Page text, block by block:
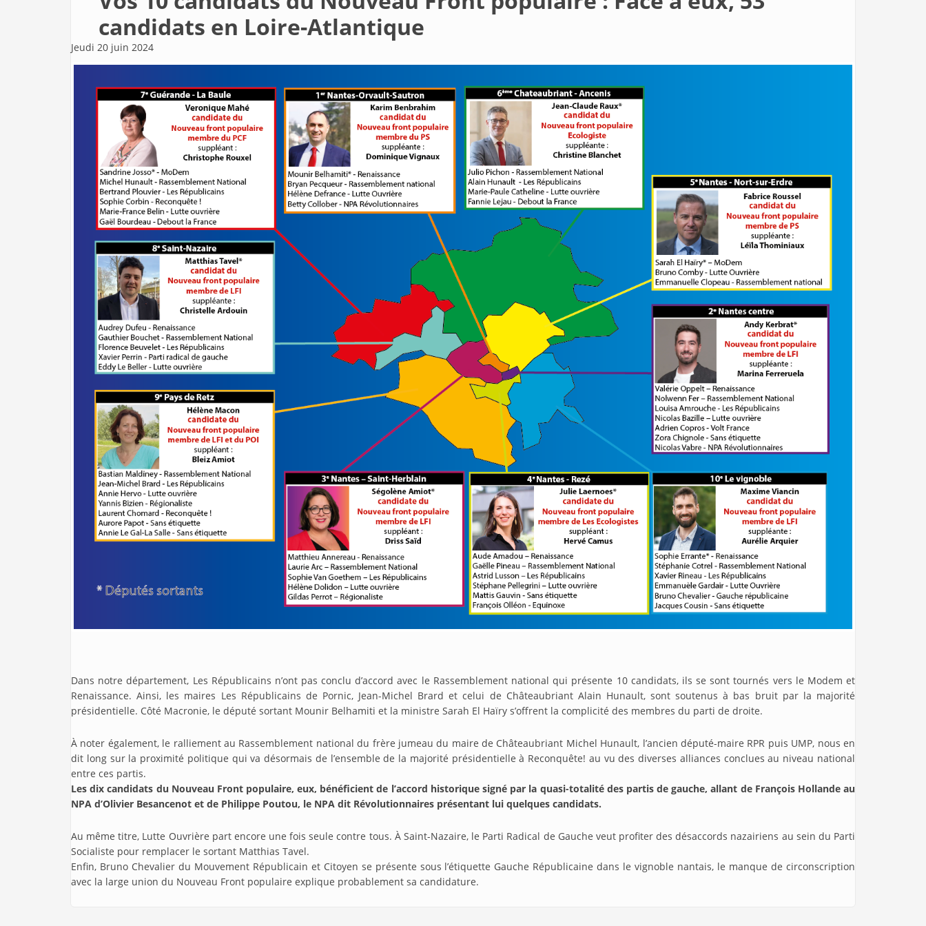
candidats en Loire-Atlantique
Jeudi 20 juin 2024
Dans notre département, Les Républicains n’ont pas conclu d’accord avec le Rassemblement national qui présente 10 candidats, ils se sont tournés vers le Modem et
Renaissance. Ainsi, les maires Les Républicains de Pornic, Jean-Michel Brard et celui de Châteaubriant Alain Hunault, sont soutenus à bas bruit par la majorité
présidentielle. Côté Macronie, le député sortant Mounir Belhamiti et la ministre Sarah El Haïry s’offrent la complicité des membres du parti de droite.
À noter également, le ralliement au Rassemblement national du frère jumeau du maire de Châteaubriant Michel Hunault, l’ancien député-maire RPR puis UMP, nous en
dit long sur la proximité politique qui va désormais de l’ensemble de la majorité présidentielle à Reconquête! au vu des diverses alliances conclues au niveau national
entre ces partis.
Les dix candidats du Nouveau Front populaire, eux, bénéficient de l’accord historique signé par la quasi-totalité des partis de gauche, allant de François Hollande au
NPA d’Olivier Besancenot et de Philippe Poutou, le NPA dit Révolutionnaires présentant lui quelques candidats.
Au même titre, Lutte Ouvrière part encore une fois seule contre tous. À Saint-Nazaire, le Parti Radical de Gauche veut profiter des désaccords nazairiens au sein du Parti
Socialiste pour remplacer le sortant Matthias Tavel.
Enfin, Bruno Chevalier du Mouvement Républicain et Citoyen se présente sous l’étiquette Gauche Républicaine dans le vignoble nantais, le manque de circonscription
avec la large union du Nouveau Front populaire explique probablement sa candidature.